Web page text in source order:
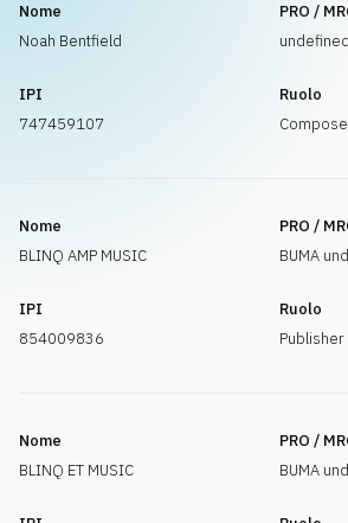
Nome
Noah Bentfield
PRO /
undefined
IPI
747459107
Ruolo
Nome
BLINQ AMP MUSIC
PRO /
BUMA
IPI
854009836
Ruolo
Nome
BLINQ ET MUSIC
PRO /
BUMA